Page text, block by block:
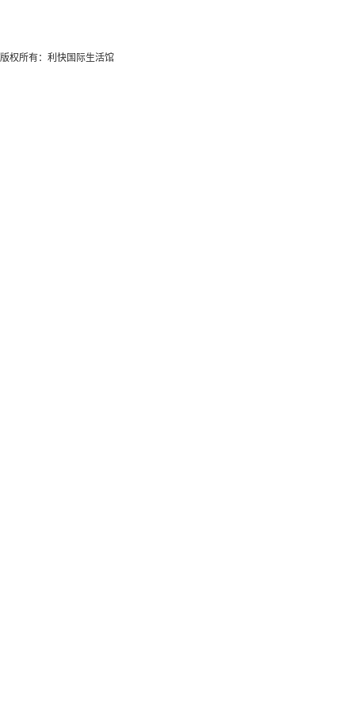
版权所有：利快国际生活馆